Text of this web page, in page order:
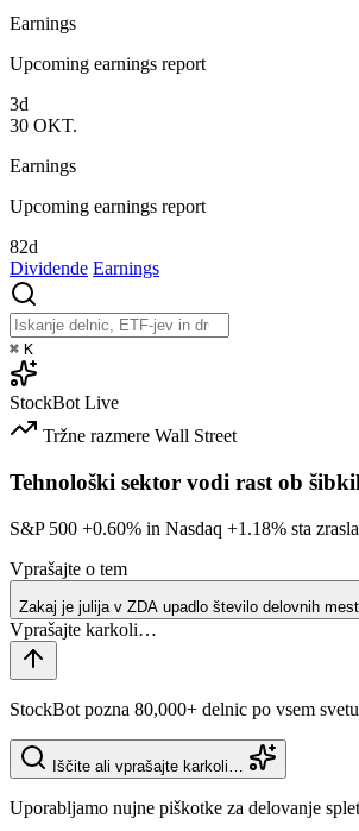
Earnings
Upcoming earnings report
3d
30 OKT.
Earnings
Upcoming earnings report
82d
Dividende Earnings
⌘ K
StockBot Live
Tržne razmere Wall Street
Tehnološki sektor vodi rast ob
S&P 500 +0.60% in Nasdaq +1.18% sta
Vprašajte o tem
Zakaj je julija v ZDA upadlo število delovnih
StockBot pozna 80,000+ delnic po vsem svetu
Iščite ali vprašajte karkoli…
Uporabljamo nujne piškotke za delovanje